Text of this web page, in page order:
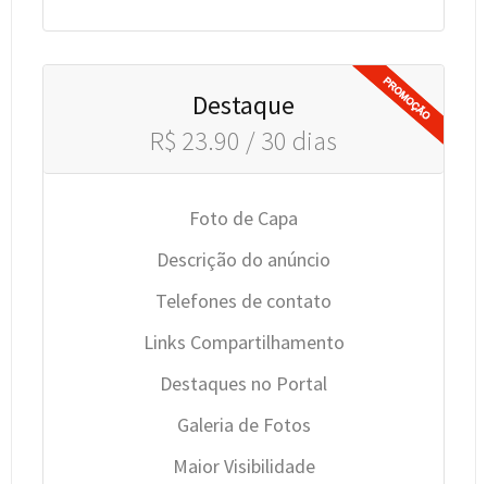
Destaque
R$ 23.90 / 30 dias
Foto de Capa
Descrição do anúncio
Telefones de contato
Links Compartilhamento
Destaques no Portal
Galeria de Fotos
Maior Visibilidade